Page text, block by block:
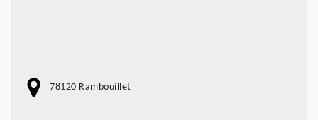
78120 Rambouillet